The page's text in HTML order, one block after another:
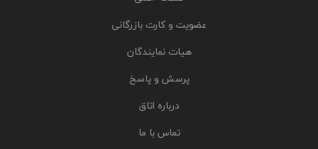
عضویت و کارت بازرگانی
هیات نمایندگان
پرسش و پاسخ
درباره اتاق
تماس با ما